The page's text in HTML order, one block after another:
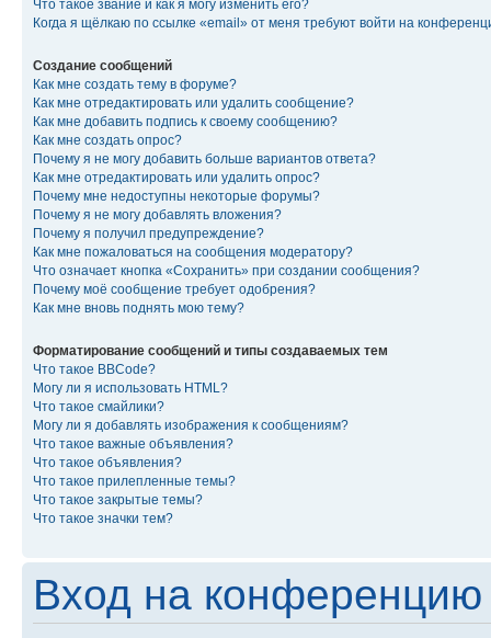
Что такое звание и как я могу изменить его?
Когда я щёлкаю по ссылке «email» от меня требуют войти на
Создание сообщений
Как мне создать тему в форуме?
Как мне отредактировать или удалить сообщение?
Как мне добавить подпись к своему сообщению?
Как мне создать опрос?
Почему я не могу добавить больше вариантов ответа?
Как мне отредактировать или удалить опрос?
Почему мне недоступны некоторые форумы?
Почему я не могу добавлять вложения?
Почему я получил предупреждение?
Как мне пожаловаться на сообщения модератору?
Что означает кнопка «Сохранить» при создании сообщения?
Почему моё сообщение требует одобрения?
Как мне вновь поднять мою тему?
Форматирование сообщений и типы создаваемых тем
Что такое BBCode?
Могу ли я использовать HTML?
Что такое смайлики?
Могу ли я добавлять изображения к сообщениям?
Что такое важные объявления?
Что такое объявления?
Что такое прилепленные темы?
Что такое закрытые темы?
Что такое значки тем?
Вход на конференцию